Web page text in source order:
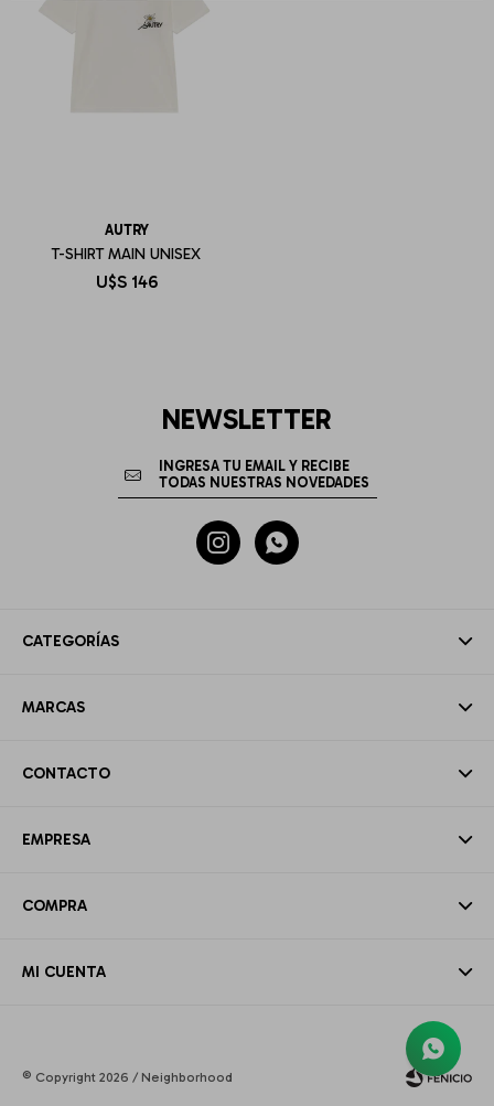
AUTRY
T-SHIRT MAIN UNISEX
U$S 146
CATEGORÍAS
MARCAS
CONTACTO
EMPRESA
COMPRA
MI CUENTA
NEWSLETTER
 
© Copyright 2026 / Neighborhood